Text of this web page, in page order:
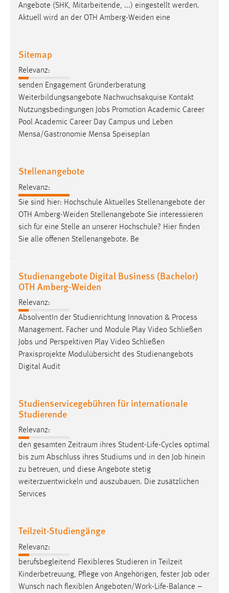
Angebote (SHK, Mitarbeitende, ...) eingestellt werden.
Aktuell wird an der OTH Amberg-Weiden eine
Sitemap
Relevanz:
senden Engagement Gründerberatung
Weiterbildungsangebote Nachwuchsakquise Kontakt
Nutzungsbedingungen Jobs Promotion Academic Career
Pool Academic Career Day Campus und Leben
Mensa/Gastronomie Mensa Speiseplan
Stellenangebote
Relevanz:
Sie sind hier: Hochschule Aktuelles Stellenangebote der
OTH Amberg-Weiden Stellenangebote Sie interessieren
sich für eine Stelle an unserer Hochschule? Hier finden
Sie alle offenen Stellenangebote. Be
Studienangebote Digital Business (Bachelor)
OTH Amberg-Weiden
Relevanz:
AbsolventIn der Studienrichtung Innovation & Process
Management. Fächer und Module Play Video Schließen
Jobs und Perspektiven Play Video Schließen
Praxisprojekte Modulübersicht des Studienangebots
Digital Audit
Studienservicegebühren für internationale
Studierende
Relevanz:
den gesamten Zeitraum ihres Student-Life-Cycles optimal
bis zum Abschluss ihres Studiums und in den Job hinein
zu betreuen, und diese Angebote stetig
weiterzuentwickeln und auszubauen. Die zusätzlichen
Services
Teilzeit-Studiengänge
Relevanz:
berufsbegleitend Flexibleres Studieren in Teilzeit
Kinderbetreuung, Pflege von Angehörigen, fester Job oder
Wunsch nach flexiblen Angeboten/Work-Life-Balance –
Für performante Seitenauslieferung wird in diesem Cookie
gespeichert, ob man eingeloggt ist.
Name:
site-language-preference
Zweck:
Das Cookie speichert die gewählte Sprache der Website.
Cookie Laufzeit:
30 Tage
Chat
Name:
MibewSessionID, MIBEW_UserID, mibew_locale, mibew-
chat-frame-style-5e9dbeb1811c0446
Zweck:
Wird benötigt um die Chatfunktion nutzen zu können.
5e9dbeb1811c0446 = Sitzungslaufzeit, mibew_locale = 3
Jahre, MIBEW_UserID = 1 Jahr
Login
Name:
fe_user, be_user, be_lastLoginProvider
Cookie Laufzeit:
STATISTIK
Statistik Cookies erfassen Informationen anonym.
Diese Informationen helfen uns zu verstehen, wie
Matomo
Name:
_pk_ref, _pk_cvar, _pk_id, _pk_ses
Zweck: